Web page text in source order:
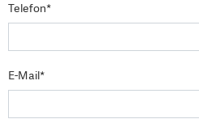
Telefon*
E-Mail*